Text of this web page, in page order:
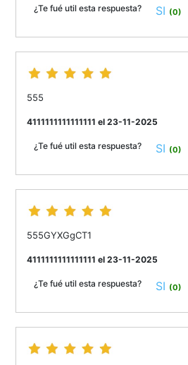
¿Te fué util esta respuesta? SI (0)
555
4111111111111111 el 23-11-2025
¿Te fué util esta respuesta? SI (0)
555GYXGgCT1
4111111111111111 el 23-11-2025
¿Te fué util esta respuesta? SI (0)